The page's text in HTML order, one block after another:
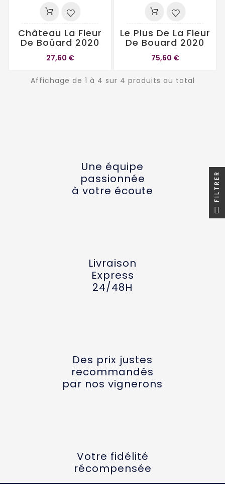
Château La Fleur
De Boüard 2020
27,60 €
Le Plus De La Fleur
De Bouard 2020
75,60 €
Affichage de 1 à 4 sur 4 produits au total
Une équipe
passionnée
à votre écoute
Livraison
Express
24/48H
Des prix justes
recommandés
par nos vignerons
Votre fidélité
récompensée
FILTRER